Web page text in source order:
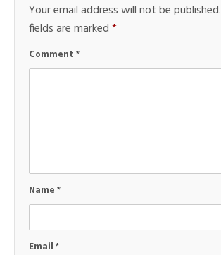
Your email address will not be published.
fields are marked*
Comment*
Name*
Email*